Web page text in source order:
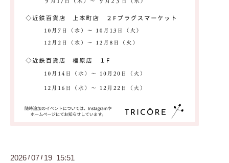
2026 /07 / 19 15:51